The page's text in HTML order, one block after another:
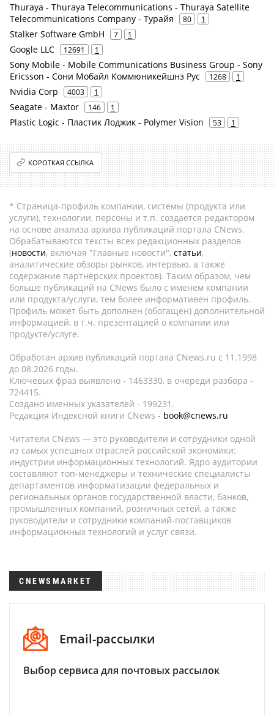
Thuraya - Thuraya Telecommunications - Thuraya Satellite
Telecommunications Company - Турайя
80 1
Stalker Software GmbH 7 1
Google LLC 12691 1
Sony Mobile - Mobile Communications Business Group - Sony
Ericsson - Сони Мобайл Коммюникейшнз Рус
1268 1
Nvidia Corp 4003 1
Seagate - Maxtor 146 1
Plastic Logic - Пластик Лоджик - Polymer Vision 53 1
КОРОТКАЯ ССЫЛКА
* Страница-профиль компании, системы (продукта или
услуги), технологии, персоны и т.п. создается редактором
на основе анализа архива публикаций портала CNews.
Обрабатываются тексты всех редакционных разделов
(новости, включая "Главные новости", статьи,
аналитические обзоры рынков, интервью, а также
содержание партнёрских проектов). Таким образом, чем
больше публикаций на CNews было с именем компании
или продукта/услуги, тем более информативен профиль.
Профиль может быть дополнен (обогащен) дополнительной
информацией, в т.ч. презентацией о компании или
продукте/услуге.
Обработан архив публикаций портала CNews.ru c 11.1998
до 08.2026 годы.
Ключевых фраз выявлено - 1463330, в очереди разбора -
724415.
Создано именных указателей - 199231.
Редакция Индексной книги CNews - book@cnews.ru
Читатели CNews — это руководители и сотрудники одной
из самых успешных отраслей российской экономики:
индустрии информационных технологий. Ядро аудитории
составляют топ-менеджеры и технические специалисты
департаментов информатизации федеральных и
региональных органов государственной власти, банков,
промышленных компаний, розничных сетей, а также
руководители и сотрудники компаний-поставщиков
информационных технологий и услуг связи.
CNEWSMARKET
Email-рассылки
Выбор сервиса для почтовых рассылок